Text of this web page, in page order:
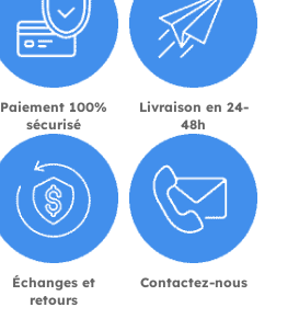
Paiement 100%
sécurisé
Livraison en 24-
48h
Échanges et
retours
Contactez-nous